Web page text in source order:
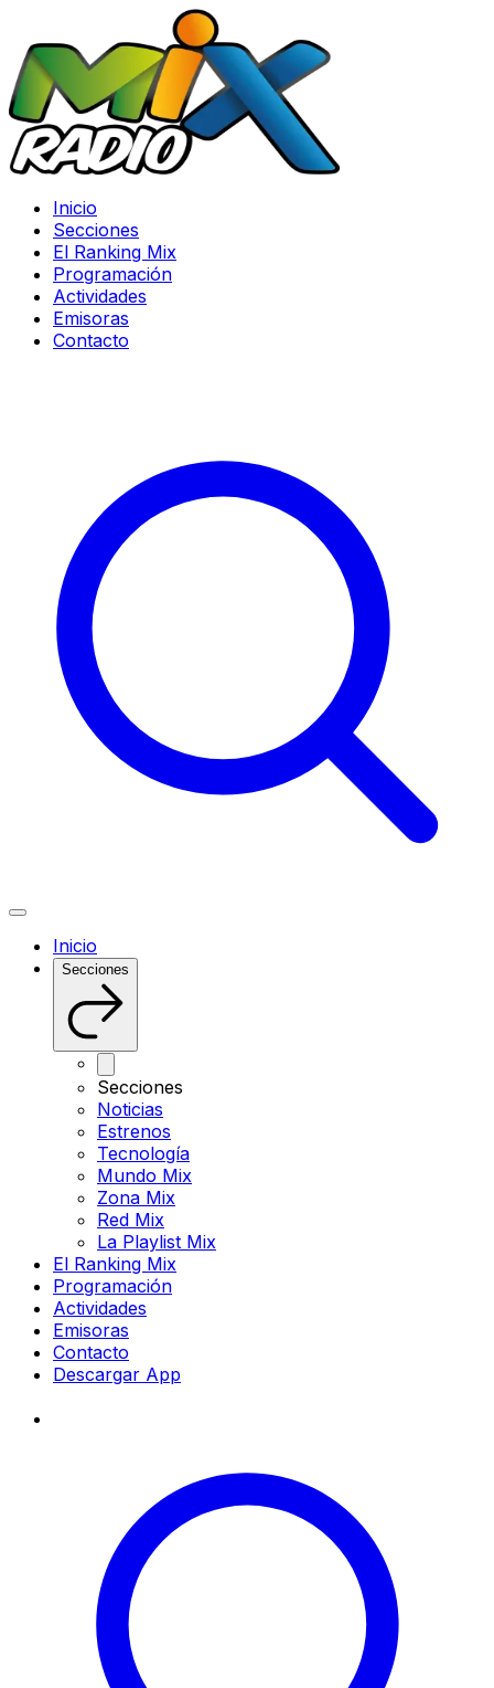
Inicio
Secciones
El Ranking Mix
Programación
Actividades
Emisoras
Contacto
Inicio
Secciones
Secciones
Noticias
Estrenos
Tecnología
Mundo Mix
Zona Mix
Red Mix
La Playlist Mix
El Ranking Mix
Programación
Actividades
Emisoras
Contacto
Descargar App